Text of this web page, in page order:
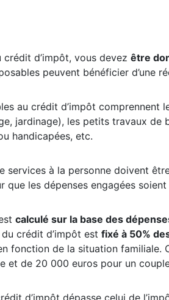
d’impôt, vous devez être
peuvent bénéficier d’une
au crédit d’impôt comprennent
jardinage), les petits travaux de
handicapées, etc.
services à la personne doivent
que les dépenses engagées
calculé sur la base des
crédit d’impôt est fixé à 50%
fonction de la situation familiale.
et de 20 000 euros pour un
d’impôt dépasse celui de